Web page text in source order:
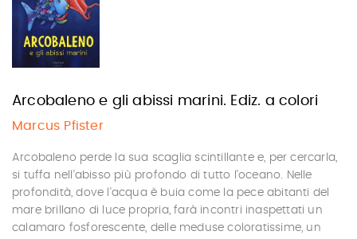
Arcobaleno e gli abissi marini. Ediz. a colori
Marcus Pfister
Arcobaleno perde la sua scaglia scintillante e, per cercarla,
si tuffa nell'abisso più profondo di tutto l'oceano. Nelle
profondità, dove l'acqua è buia come la pece abitanti del
mare brillano di luce propria, farà incontri inaspettati un
calamaro fosforescente, delle meduse coloratissime, un